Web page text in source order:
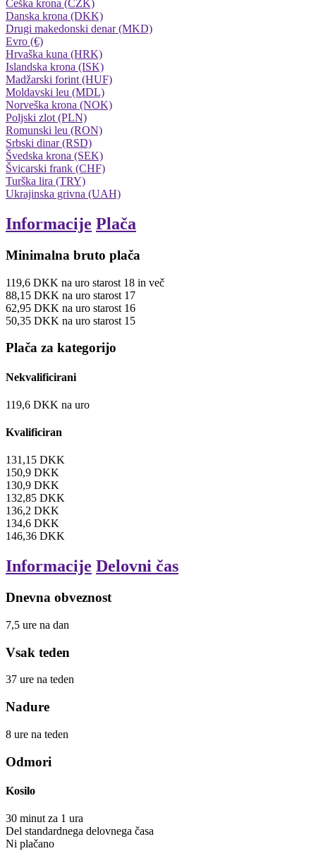
Češka krona (CZK)
Danska krona (DKK)
Drugi makedonski denar (MKD)
Evro (€)
Hrvaška kuna (HRK)
Islandska krona (ISK)
Madžarski forint (HUF)
Moldavski leu (MDL)
Norveška krona (NOK)
Poljski zlot (PLN)
Romunski leu (RON)
Srbski dinar (RSD)
Švedska krona (SEK)
Švicarski frank (CHF)
Turška lira (TRY)
Ukrajinska grivna (UAH)
Informacije Plača
Minimalna bruto plača
119,6 DKK na uro starost 18 in več
88,15 DKK na uro starost 17
62,95 DKK na uro starost 16
50,35 DKK na uro starost 15
Plača za kategorijo
Nekvalificirani
119,6 DKK na uro
Kvalificiran
131,15 DKK
150,9 DKK
130,9 DKK
132,85 DKK
136,2 DKK
134,6 DKK
146,36 DKK
Informacije Delovni čas
Dnevna obveznost
7,5 ure na dan
Vsak teden
37 ure na teden
Nadure
8 ure na teden
Odmori
Kosilo
30 minut za 1 ura
Del standardnega delovnega časa
Ni plačano